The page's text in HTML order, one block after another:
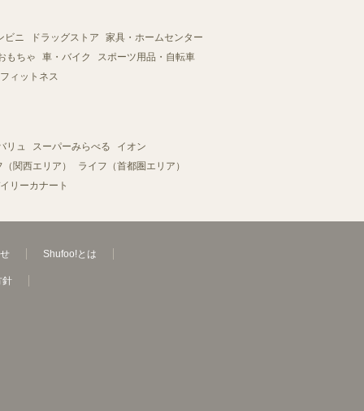
ビニ ドラッグストア
家具・ホームセンター
もちゃ 車・バイク
スポーツ用品・自転車
ィットネス
リュ スーパーみらべる
イオン
関西エリア）
ライフ（首都圏エリア）
リーカナート
Shufoo!とは
針